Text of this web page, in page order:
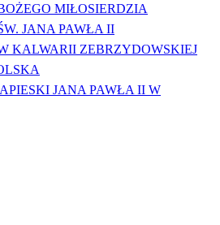
MIŁOSIERDZIA
JANA PAWŁA II
KALWARII ZEBRZYDOWSKIEJ
JANA PAWŁA II W